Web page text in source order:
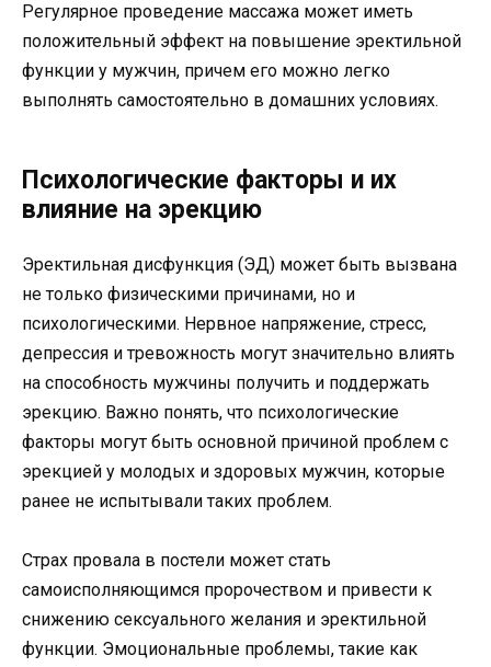
Регулярное проведение массажа может иметь
положительный эффект на повышение эректильной
функции у мужчин, причем его можно легко
выполнять самостоятельно в домашних условиях.
Психологические факторы и их
влияние на эрекцию
Эректильная дисфункция (ЭД) может быть вызвана
не только физическими причинами, но и
психологическими. Нервное напряжение, стресс,
депрессия и тревожность могут значительно влиять
на способность мужчины получить и поддержать
эрекцию. Важно понять, что психологические
факторы могут быть основной причиной проблем с
эрекцией у молодых и здоровых мужчин, которые
ранее не испытывали таких проблем.
Страх провала в постели может стать
самоисполняющимся пророчеством и привести к
снижению сексуального желания и эректильной
функции. Эмоциональные проблемы, такие как